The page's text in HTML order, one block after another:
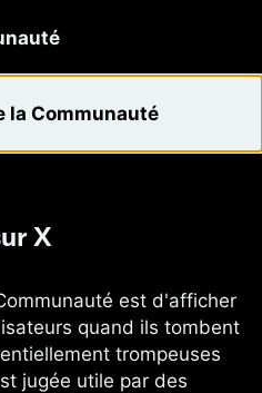
sur X
la Communauté
X
est d'afficher
quand ils tombent
trompeuses
jugée utile par des